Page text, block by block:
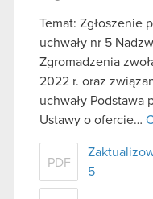
Temat: Zgłoszenie
uchwały nr 5
Zgromadzenia
2022 r. oraz
uchwały Podstawa
Ustawy o ofercie…
PDF
5